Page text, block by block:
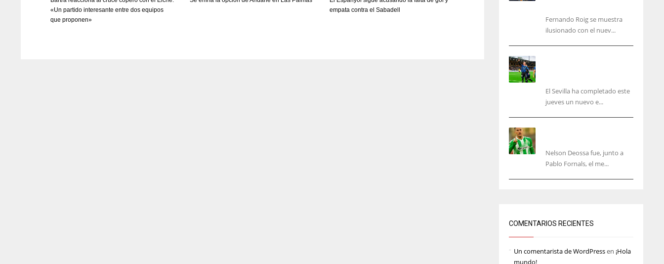
IND NYJ
«Un partido interesante entre dos equipos
que proponen»
empata contra el Sabadell
Fernando Roig se muestra
ilusionado con el nuev...
El Sevilla ha completado este
jueves un nuevo e...
Nelson Deossa fue, junto a
Pablo Fornals, el me...
COMENTARIOS RECIENTES
Un comentarista de WordPressen ¡Hola
mundo!